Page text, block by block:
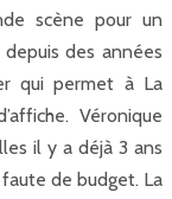
scène pour un
des années
qui permet à La
Véronique
il y a déjà 3 ans
de budget. La